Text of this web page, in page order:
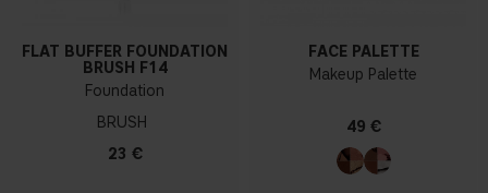
FLAT BUFFER FOUNDATION
BRUSH F14
Foundation
BRUSH
23 €
FACE PALETTE
Makeup Palette
49 €